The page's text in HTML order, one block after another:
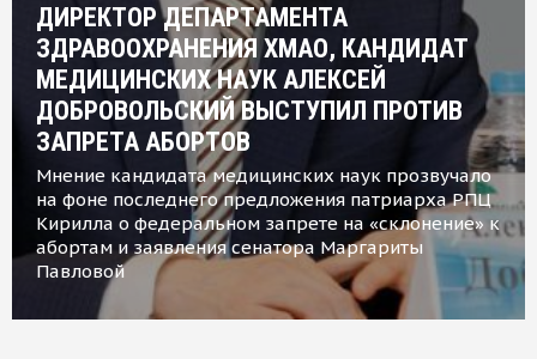
ДИРЕКТОР ДЕПАРТАМЕНТА
ЗДРАВООХРАНЕНИЯ ХМАО, КАНДИДАТ
МЕДИЦИНСКИХ НАУК АЛЕКСЕЙ
ДОБРОВОЛЬСКИЙ ВЫСТУПИЛ ПРОТИВ
ЗАПРЕТА АБОРТОВ
Мнение кандидата медицинских наук прозвучало
на фоне последнего предложения патриарха РПЦ
Кирилла о федеральном запрете на «склонение» к
абортам и заявления сенатора Маргариты
Павловой